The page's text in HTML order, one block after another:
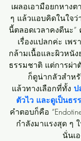
เผลอเอามือยกหาง
ๆ แล้วแอบคิดในใจ
นี้ตลอดเวลาคงดีนะ
เรื่องแปลกค่ะ เพ
กล้ามเนื้อและผิวหนั
ธรรมชาติ แต่การผ่า
ก็ดูน่ากลัวสำห
แล้วทางเลือกที่ทั้ง ป
ตัวไว และดูเป็นธร
คำตอบก็คือ
กำลังมาแรงสุด ๆ
นั่นเ